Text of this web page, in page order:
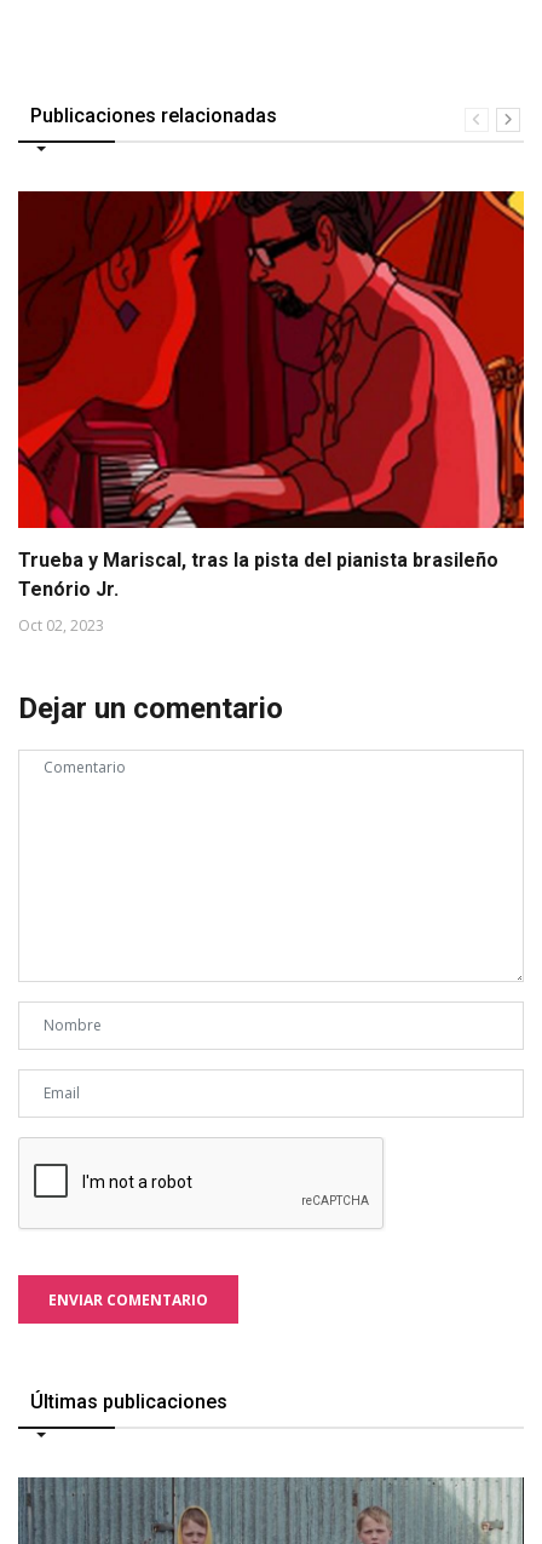
Publicaciones relacionadas
Trueba y Mariscal, tras la pista del pianista brasileño
Tenório Jr.
Oct 02, 2023
Dejar un comentario
ENVIAR COMENTARIO
Últimas publicaciones